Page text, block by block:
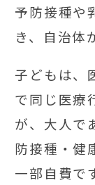
予防接種や
き、自治体
子どもは、
で同じ医療
が、大人で
防接種・健
一部自費で